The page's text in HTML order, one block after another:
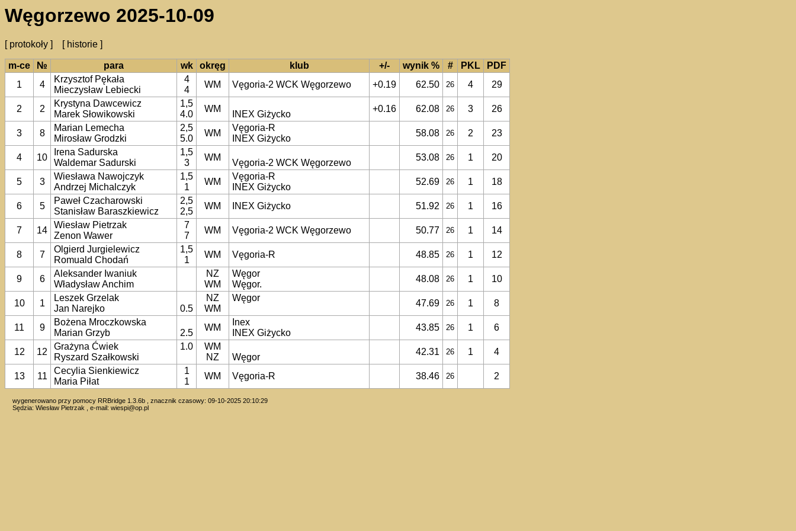
Węgorzewo 2025-10-09
[ protokoły ] [ historie ]
m-ce № para wk okręg klub +/- wynik % # PKL
PDF
1
4
Krzysztof Pękała 4
WM Vęgoria-2 WCK Węgorzewo +0.19 62.50 26 4 29
Mieczysław Lebiecki
4
2
2
Krystyna Dawcewicz 1,5
WM +0.16 62.08 26 3 26
Marek Słowikowski 4.0
INEX Giżycko
3
8
Marian Lemecha 2,5
WM
Vęgoria-R
58.08 26 2 23
Mirosław Grodzki 5.0
INEX Giżycko
4
10
Irena Sadurska 1,5
WM 53.08 26 1 20
Waldemar Sadurski 3
Vęgoria-2 WCK Węgorzewo
5
3
Wiesława Nawojczyk 1,5
WM
Vęgoria-R
52.69 26 1 18
Andrzej Michalczyk 1
INEX Giżycko
6
5
Paweł Czacharowski 2,5
WM INEX Giżycko 51.92 26 1 16
Stanisław Baraszkiewicz
2,5
7
14
Wiesław Pietrzak 7
WM Vęgoria-2 WCK Węgorzewo 50.77 26 1 14
Zenon Wawer
7
8
7
Olgierd Jurgielewicz 1,5
WM Vęgoria-R 48.85 26 1 12
Romuald Chodań
1
9
6
Aleksander Iwaniuk NZ Węgor
48.08 26 1 10
Władysław Anchim WM
Węgor.
10
1
Leszek Grzelak NZ Węgor
47.69 26 1 8
Jan Narejko 0.5
WM
11
9
Bożena Mroczkowska
WM
Inex
43.85 26 1 6
Marian Grzyb 2.5
INEX Giżycko
12
12
Grażyna Ćwiek 1.0 WM
42.31 26 1 4
Ryszard Szałkowski NZ
Węgor
13
11
Cecylia Sienkiewicz 1
WM Vęgoria-R 38.46 26 2
Maria Piłat 1
wygenerowano przy pomocy RRBridge 1.3.6b , znacznik czasowy: 09-10-2025 20:10:29
Sędzia: Wiesław Pietrzak , e-mail:wiespi@op.pl